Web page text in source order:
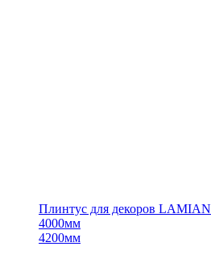
Плинтус для декоров LAMIAN
4000мм
4200мм